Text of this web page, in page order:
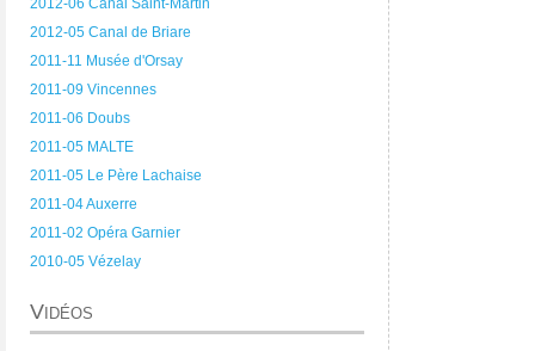
2012-05 Canal de Briare
2011-11 Musée d'Orsay
2011-09 Vincennes
2011-06 Doubs
2011-05 MALTE
2011-05 Le Père Lachaise
2011-04 Auxerre
2011-02 Opéra Garnier
2010-05 Vézelay
Vidéos